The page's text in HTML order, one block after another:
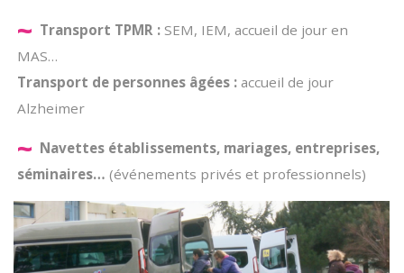
~ Transport TPMR : SEM, IEM, accueil de jour en
MAS…
Transport de personnes âgées : accueil de jour
Alzheimer
~ Navettes établissements, mariages, entreprises,
séminaires… (événements privés et professionnels)